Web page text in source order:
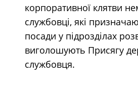
корпоративної клятви
службовці, які
посади у підрозділах
виголошують Присягу
службовця.